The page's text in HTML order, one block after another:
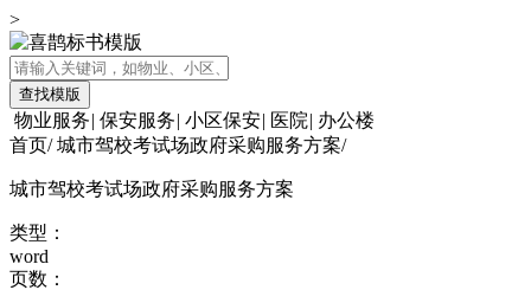
>
查找模版
物业服务| 保安服务| 小区保安| 医院| 办公楼
首页/ 城市驾校考试场政府采购服务方案/
城市驾校考试场政府采购服务方案
类型：
word
页数：